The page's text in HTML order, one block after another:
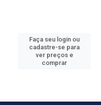
Faça seu login ou
cadastre-se para
ver preços e
comprar